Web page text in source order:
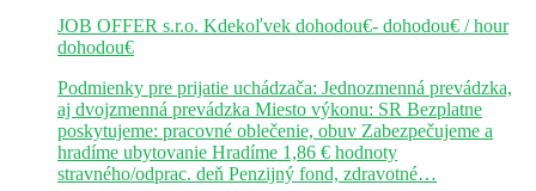
JOB OFFER s.r.o. Kdekoľvek dohodou€- dohodou€ / hour
dohodou€
Podmienky pre prijatie uchádzača: Jednozmenná prevádzka,
aj dvojzmenná prevádzka Miesto výkonu: SR Bezplatne
poskytujeme: pracovné oblečenie, obuv Zabezpečujeme a
hradíme ubytovanie Hradíme 1,86 € hodnoty
stravného/odprac. deň Penzijný fond, zdravotné…